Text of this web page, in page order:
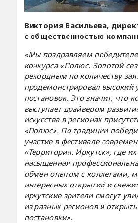
Виктория Васильева,
с общественностью
«Мы поздравляем
конкурса «Полюс. Золотой
рекордным по количеству
продемонстрировал высокий
постановок. Это значит, что
выступает драйвером
искусства в регионах
«Полюс». По традиции
участие в фестивале
«Территория. Иркутск», где
насыщенная
обмен опытом с коллегами,
интересных открытий и
иркутские зрители смогут
из разных регионов и
постановки».